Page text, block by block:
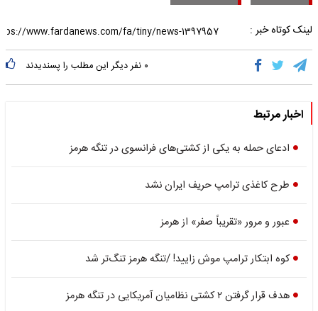
لینک کوتاه خبر :
۰ نفر دیگر این مطلب را پسندیدند
اخبار مرتبط
ادعای حمله به یکی از کشتی‌های فرانسوی در تنگه هرمز
طرح کاغذی ترامپ حریف ایران نشد
عبور و مرور «تقریباً صفر» از هرمز
کوه ابتکار ترامپ موش زایید! /تنگه هرمز تنگ‌تر شد
هدف قرار گرفتن ۲ کشتی نظامیان آمریکایی در تنگه هرمز